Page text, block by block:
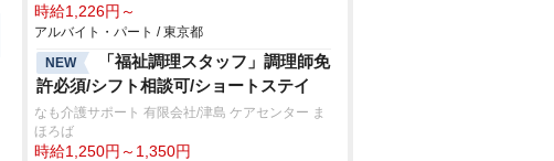
時給1,226円～
アルバイト・パート / 東京都
NEW
「福祉調理スタッフ」調理師免
許必須/シフト相談可/ショートステイ
なも介護サポート 有限会社/津島 ケアセンター ま
ほろば
時給1,250円～1,350円